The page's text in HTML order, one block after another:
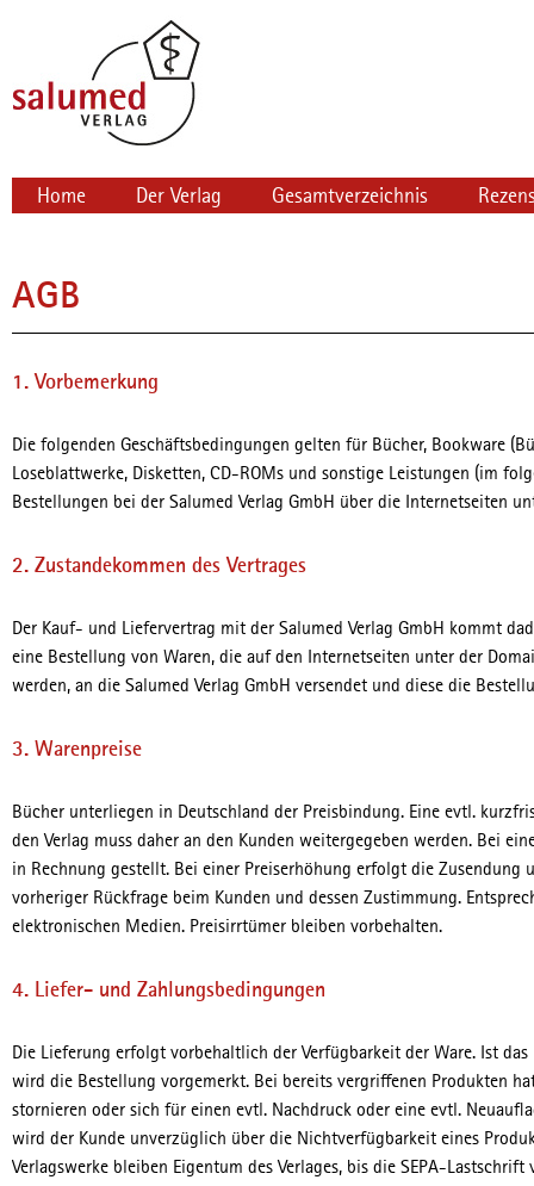
Navigation
Home Der Verlag Gesamtverzeichnis
AGB
1. Vorbemerkung
Die folgenden Geschäftsbedingungen gelten für Bücher, Bookware
Loseblattwerke, Disketten, CD-ROMs und sonstige Leistungen (im
Bestellungen bei der Salumed Verlag GmbH über die Internetseiten
2. Zustandekommen des Vertrages
Der Kauf- und Liefervertrag mit der Salumed Verlag GmbH kommt
eine Bestellung von Waren, die auf den Internetseiten unter der
werden, an die Salumed Verlag GmbH versendet und diese die
3. Warenpreise
Bücher unterliegen in Deutschland der Preisbindung. Eine evtl.
den Verlag muss daher an den Kunden weitergegeben werden. Bei
in Rechnung gestellt. Bei einer Preiserhöhung erfolgt die Zusendung
vorheriger Rückfrage beim Kunden und dessen Zustimmung.
elektronischen Medien. Preisirrtümer bleiben vorbehalten.
4. Liefer- und Zahlungsbedingungen
Die Lieferung erfolgt vorbehaltlich der Verfügbarkeit der Ware. Ist
wird die Bestellung vorgemerkt. Bei bereits vergriffenen Produkten
stornieren oder sich für einen evtl. Nachdruck oder eine evtl.
wird der Kunde unverzüglich über die Nichtverfügbarkeit eines
Verlagswerke bleiben Eigentum des Verlages, bis die SEPA-